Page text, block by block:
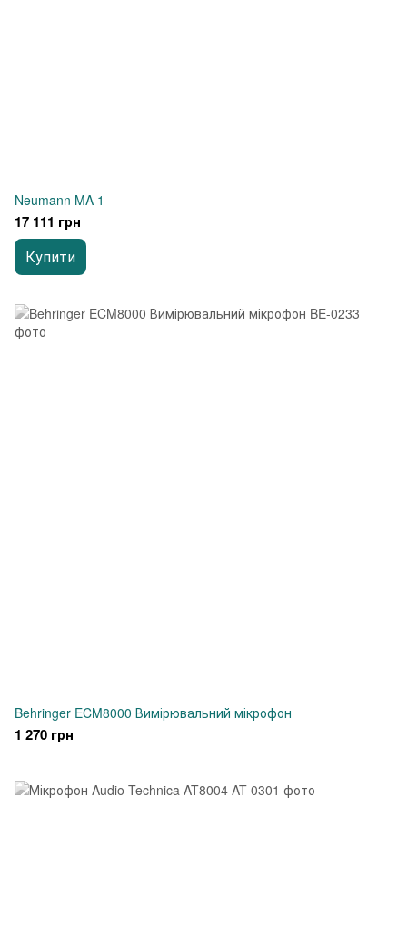
Neumann MA 1
17 111 грн
Купити
Behringer ECM8000 Вимірювальний мікрофон
1 270 грн